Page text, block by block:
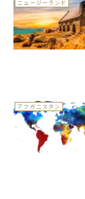
ニュージーランド
アフガニスタン